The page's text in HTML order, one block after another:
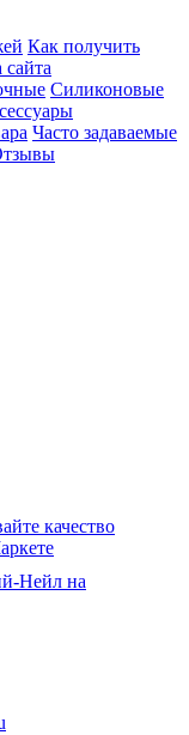
Как получить
сайта
Силиконовые
Часто задаваемые